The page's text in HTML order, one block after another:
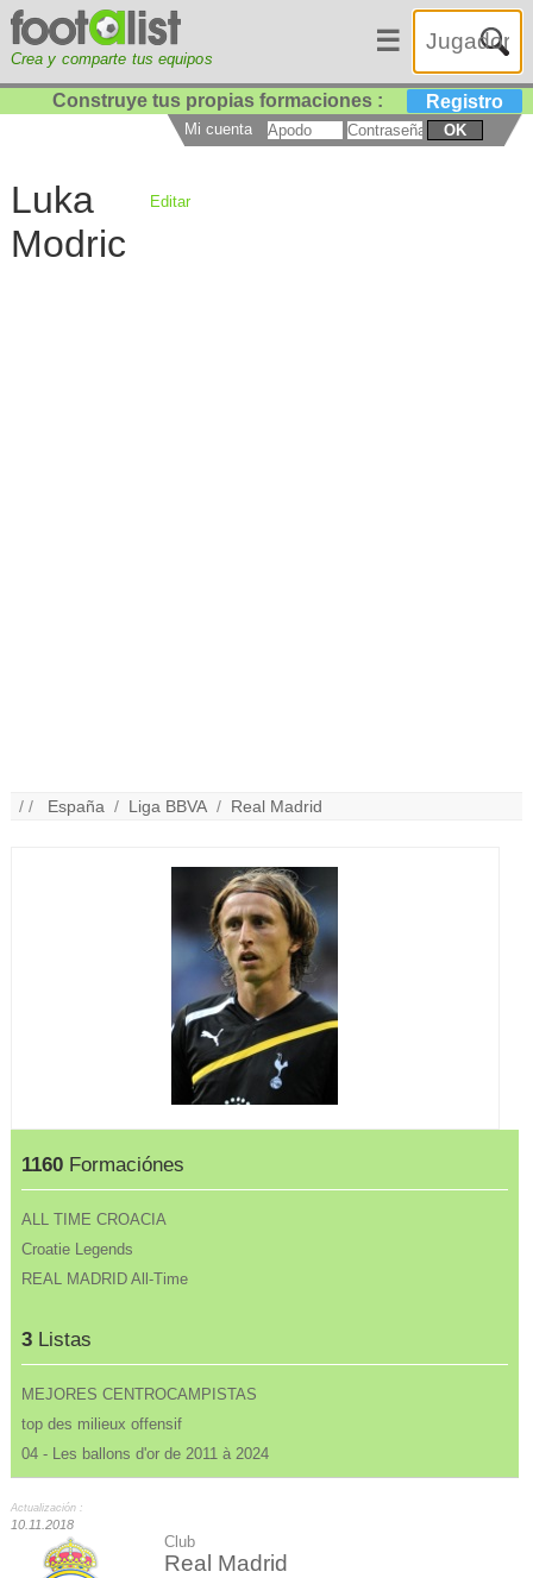
Crea y comparte tus equipos
☰
Construye tus propias formaciones : Registro
Mi cuenta OK
Luka
Modric
Editar
/ / España / Liga BBVA / Real Madrid
1160 Formaciónes
ALL TIME CROACIA
Croatie Legends
REAL MADRID All-Time
3 Listas
MEJORES CENTROCAMPISTAS
top des milieux offensif
04 - Les ballons d'or de 2011 à 2024
Actualización :
10.11.2018
Club
Real Madrid